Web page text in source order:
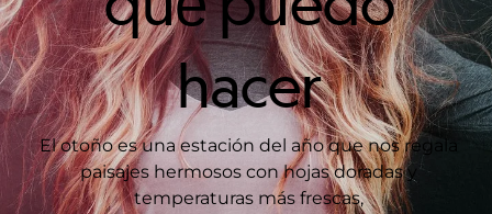
hacer
El otoño es una estación del año que nos regala
paisajes hermosos con hojas doradas y
temperaturas más frescas,